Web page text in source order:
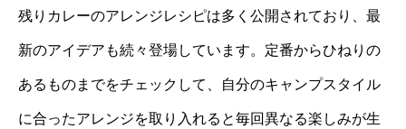
残りカレーのアレンジレシピは多く公開されており、最
新のアイデアも続々登場しています。定番からひねりの
あるものまでをチェックして、自分のキャンプスタイル
に合ったアレンジを取り入れると毎回異なる楽しみが生